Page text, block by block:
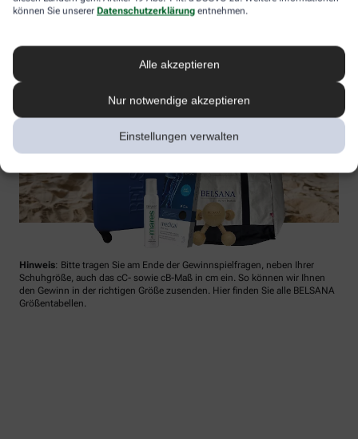
können Sie unserer Datenschutzerklärung entnehmen.
Alle akzeptieren
Nur notwendige akzeptieren
Einstellungen verwalten
Hinweis: Bitte tragen Sie am Ende der Gewinnspielfragen, neben Ihrer
Schuhgröße, auch das cC- sowie cB-Maß in cm ein. So können wir Ihnen
den Gewinn in der richtigen Größe zusenden. Hier finden Sie alle BELSANA
Größentabellen.